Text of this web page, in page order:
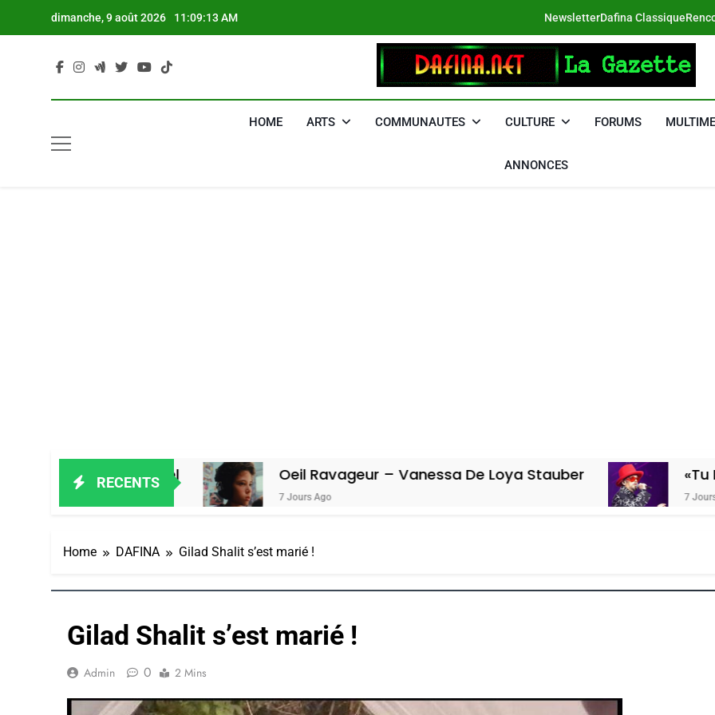
dimanche, 9 août 2026 11:09:14 AM NewsletterDafina Classique
DAFINA
HOME ARTS COMMUNAUTES CULTURE FORUMS
ANNONCES
RECENTS
Amiel Oeil Ravageur – Vanessa De Loya Stauber
7 Jours Ago
«Tu Dis
7 Jours Ago
Home DAFINA Gilad Shalit s’est marié !
Gilad Shalit s’est marié !
Admin 0 2 Mins